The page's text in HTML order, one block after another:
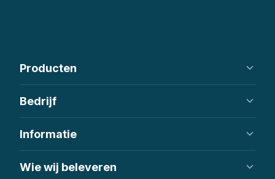
Producten
Bedrukte labels
Patches
Hanglabels
Bedrijf
Hoe het werkt
FAQ
Informatie
Online bestellen
Wie wij beleveren